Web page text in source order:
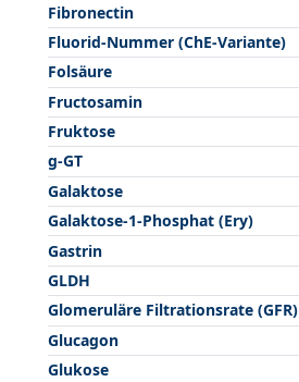
Fibronectin
Fluorid-Nummer (ChE-Variante)
Folsäure
Fructosamin
Fruktose
g-GT
Galaktose
Galaktose-1-Phosphat (Ery)
Gastrin
GLDH
Glomeruläre Filtrationsrate (GFR)
Glucagon
Glukose